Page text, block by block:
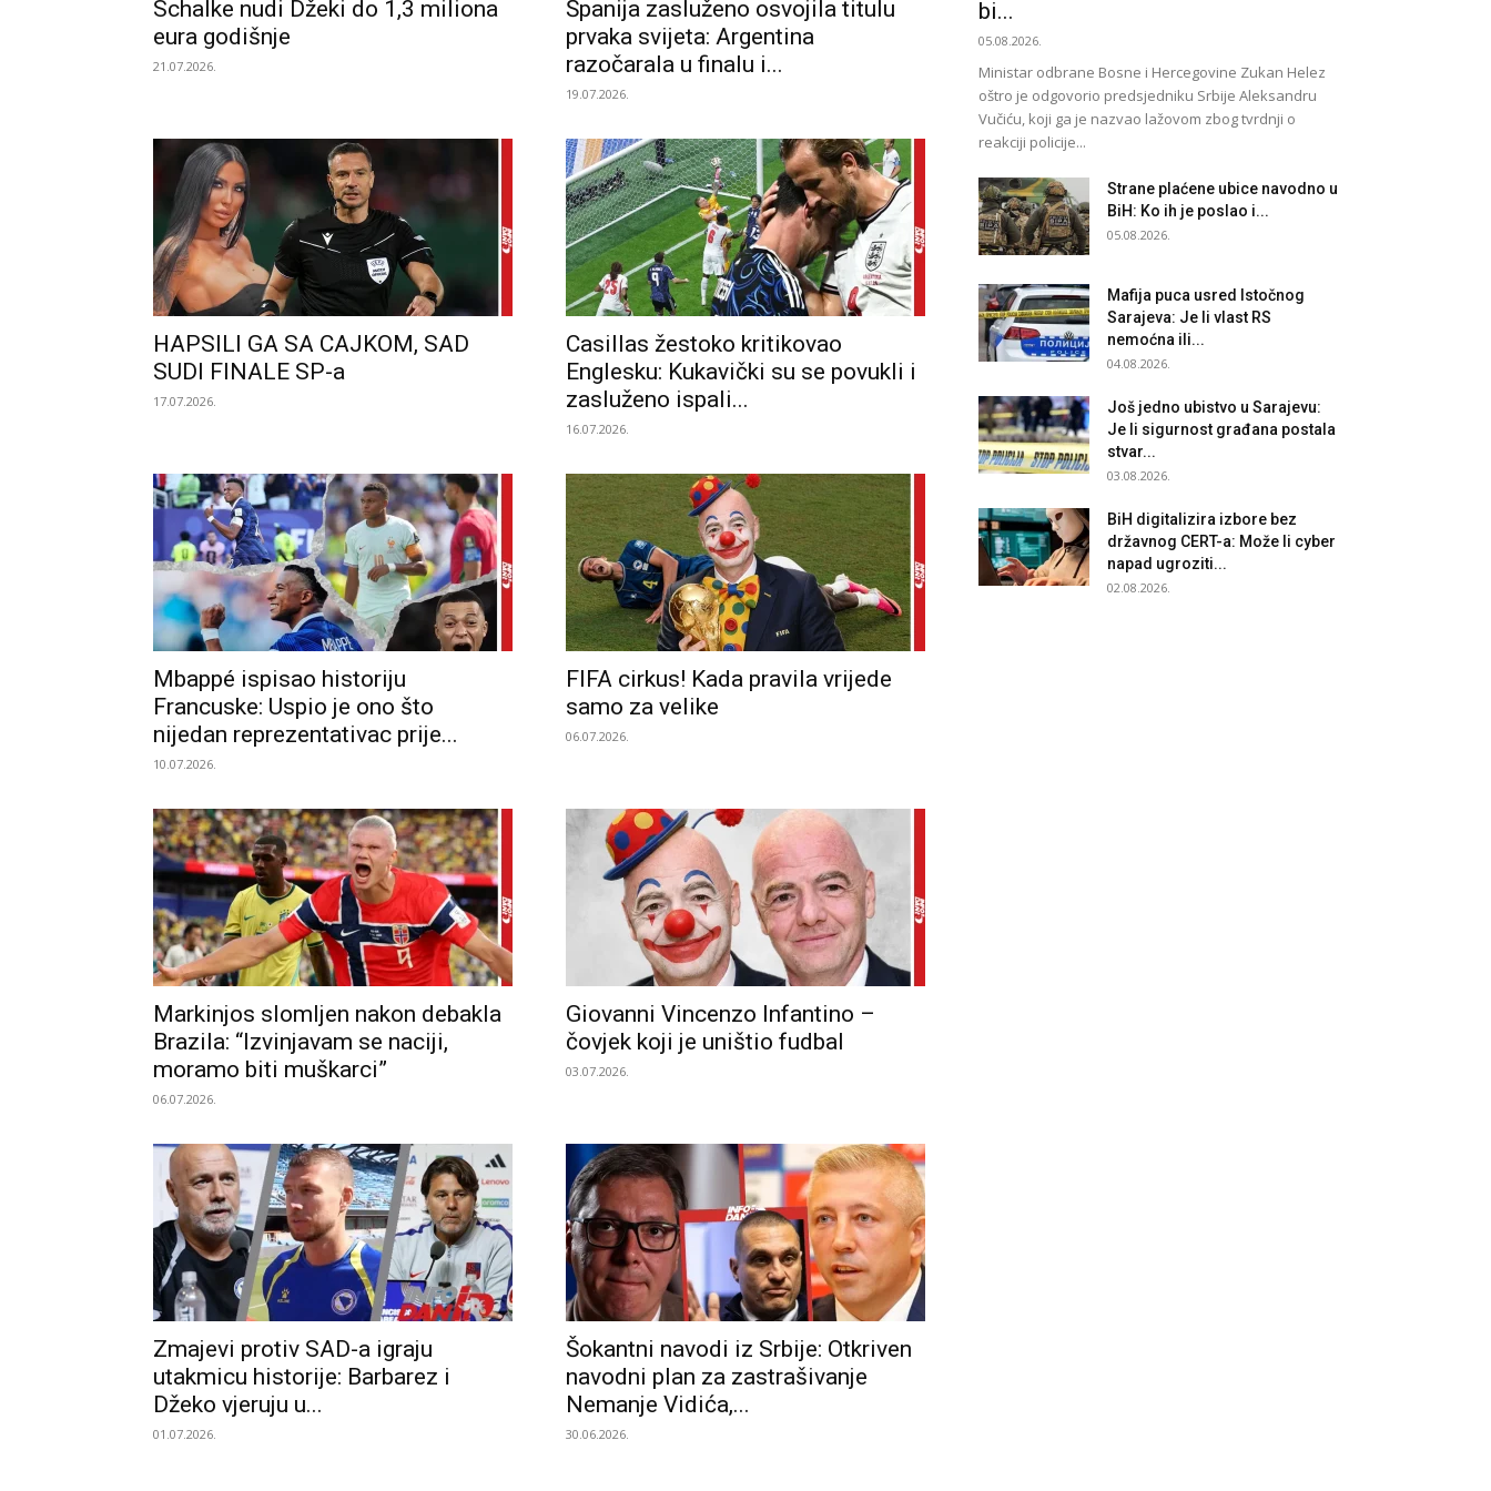
Schalke nudi Džeki do 1,3 miliona
eura godišnje
21.07.2026.
Španija zasluženo osvojila titulu
prvaka svijeta: Argentina
razočarala u finalu i...
19.07.2026.
HAPSILI GA SA CAJKOM, SAD
SUDI FINALE SP-a
17.07.2026.
Casillas žestoko kritikovao
Englesku: Kukavički su se povukli i
zasluženo ispali...
16.07.2026.
Mbappé ispisao historiju
Francuske: Uspio je ono što
nijedan reprezentativac prije...
10.07.2026.
FIFA cirkus! Kada pravila vrijede
samo za velike
06.07.2026.
Markinjos slomljen nakon debakla
Brazila: “Izvinjavam se naciji,
moramo biti muškarci”
06.07.2026.
Giovanni Vincenzo Infantino –
čovjek koji je uništio fudbal
03.07.2026.
Zmajevi protiv SAD-a igraju
utakmicu historije: Barbarez i
Džeko vjeruju u...
01.07.2026.
Šokantni navodi iz Srbije: Otkriven
navodni plan za zastrašivanje
Nemanje Vidića,...
30.06.2026.
bi...
05.08.2026.
Ministar odbrane Bosne i Hercegovine Zukan Helez
oštro je odgovorio predsjedniku Srbije Aleksandru
Vučiću, koji ga je nazvao lažovom zbog tvrdnji o
reakciji policije...
Strane plaćene ubice navodno u
BiH: Ko ih je poslao i...
05.08.2026.
Mafija puca usred Istočnog
Sarajeva: Je li vlast RS
nemoćna ili...
04.08.2026.
Još jedno ubistvo u Sarajevu:
Je li sigurnost građana postala
stvar...
03.08.2026.
BiH digitalizira izbore bez
državnog CERT-a: Može li cyber
napad ugroziti...
02.08.2026.